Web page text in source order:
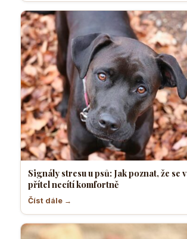
Signály stresu u psů: Jak poznat, že se
přítel necítí komfortně
Číst dále →